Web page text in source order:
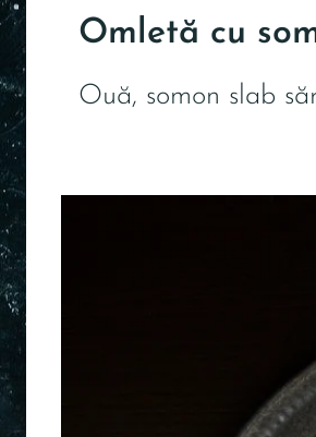
Omletă cu
Ouă, somon slab